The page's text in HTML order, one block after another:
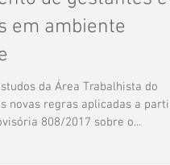
do INSS sobre o
de gestantes e
em ambiente
da Área Trabalhista do